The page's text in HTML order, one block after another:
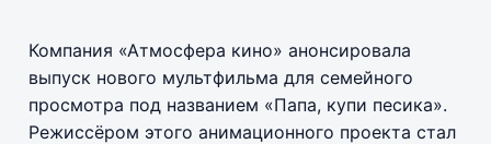
Компания «Атмосфера кино» анонсировала
выпуск нового мультфильма для семейного
просмотра под названием «Папа, купи песика».
Режиссёром этого анимационного проекта стал